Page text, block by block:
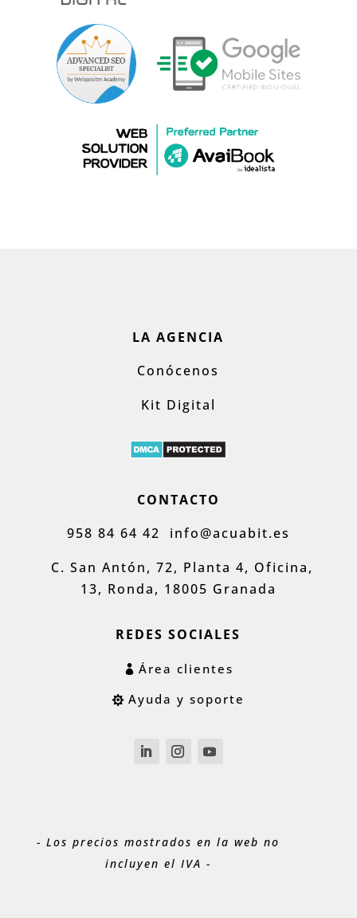
LA AGENCIA
Conócenos
Kit Digital
CONTACTO
958 84 64 42 info@acuabit.es
C. San Antón, 72, Planta 4, Oficina,
13, Ronda, 18005 Granada
REDES SOCIALES
Área clientes
Ayuda y soporte
- Los precios mostrados en la web no
incluyen el IVA -